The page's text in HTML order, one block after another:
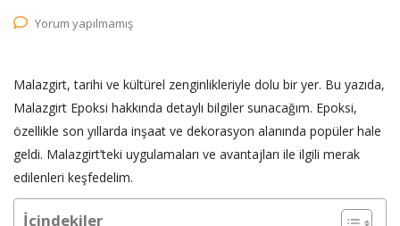
Yorum yapılmamış
Malazgirt, tarihi ve kültürel zenginlikleriyle dolu bir yer. Bu yazıda,
Malazgirt Epoksi hakkında detaylı bilgiler sunacağım. Epoksi,
özellikle son yıllarda inşaat ve dekorasyon alanında popüler hale
geldi. Malazgirt’teki uygulamaları ve avantajları ile ilgili merak
edilenleri keşfedelim.
İçindekiler